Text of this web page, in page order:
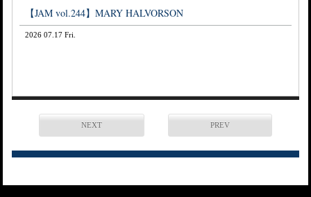
【JAM vol.244】MARY HALVORSON
2026 07.17 Fri.
NEXT PREV